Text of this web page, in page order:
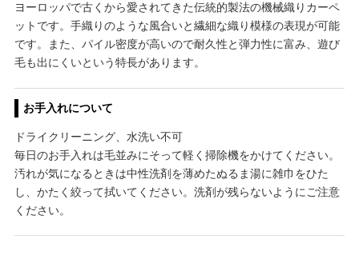
ヨーロッパで古くから愛されてきた伝統的製法の機械織りカーペ
ットです。手織りのような風合いと繊細な織り模様の表現が可能
です。また、パイル密度が高いので耐久性と弾力性に富み、遊び
毛も出にくいという特長があります。
お手入れについて
ドライクリーニング、水洗い不可
毎日のお手入れは毛並みにそって軽く掃除機をかけてください。
汚れが気になるときは中性洗剤を薄めたぬるま湯に雑巾をひた
し、かたく絞って拭いてください。洗剤が残らないようにご注意
ください。